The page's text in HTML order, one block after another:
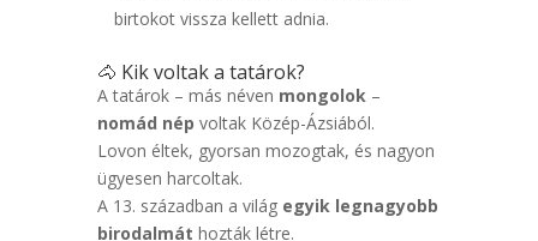
birtokot vissza kellett adnia.
🐴 Kik voltak a tatárok?
A tatárok – más néven mongolok –
nomád nép voltak Közép-Ázsiából.
Lovon éltek, gyorsan mozogtak, és nagyon
ügyesen harcoltak.
A 13. században a világ egyik legnagyobb
birodalmát hozták létre.